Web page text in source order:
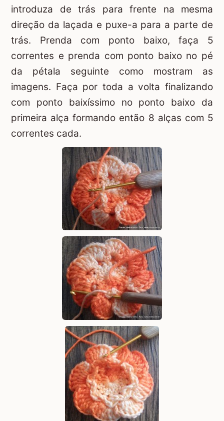
introduza de trás para frente na mesma
direção da laçada e puxe-a para a parte de
trás. Prenda com ponto baixo, faça 5
correntes e prenda com ponto baixo no pé
da pétala seguinte como mostram as
imagens. Faça por toda a volta finalizando
com ponto baixíssimo no ponto baixo da
primeira alça formando então 8 alças com 5
correntes cada.